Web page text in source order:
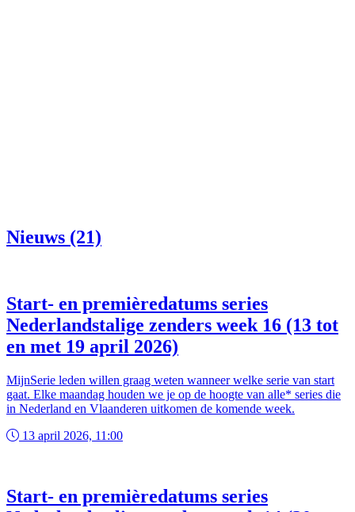
Nieuws (21)
Start- en premièredatums series
Nederlandstalige zenders week 16 (13 tot
en met 19 april 2026)
MijnSerie leden willen graag weten wanneer welke serie van start
gaat. Elke maandag houden we je op de hoogte van alle* series die
in Nederland en Vlaanderen uitkomen de komende week.
13 april 2026, 11:00
Start- en premièredatums series